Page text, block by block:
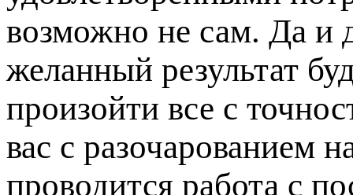
возможно не сам. Да и
желанный результат
произойти все с
вас с разочарованием
проводится работа с